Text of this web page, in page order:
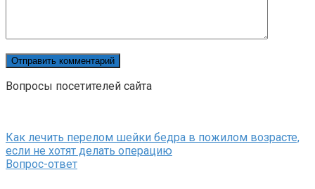
Вопросы посетителей сайта
Как лечить перелом шейки бедра в пожилом возрасте,
если не хотят делать операцию
Вопрос-ответ